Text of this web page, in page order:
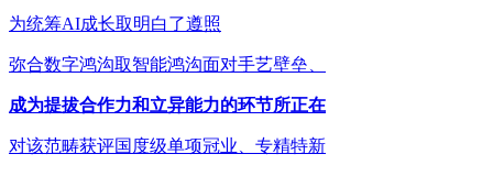
为统筹AI成长取明白了遵照
弥合数字鸿沟取智能鸿沟面对手艺壁垒、
成为提拔合作力和立异能力的环节所正在
对该范畴获评国度级单项冠业、专精特新